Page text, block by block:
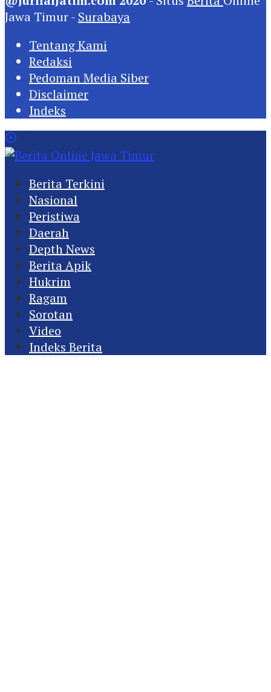
Jawa Timur - Surabaya
Tentang Kami
Redaksi
Pedoman Media Siber
Disclaimer
Indeks
Berita Terkini
Nasional
Peristiwa
Daerah
Depth News
Berita Apik
Hukrim
Ragam
Sorotan
Video
Indeks Berita